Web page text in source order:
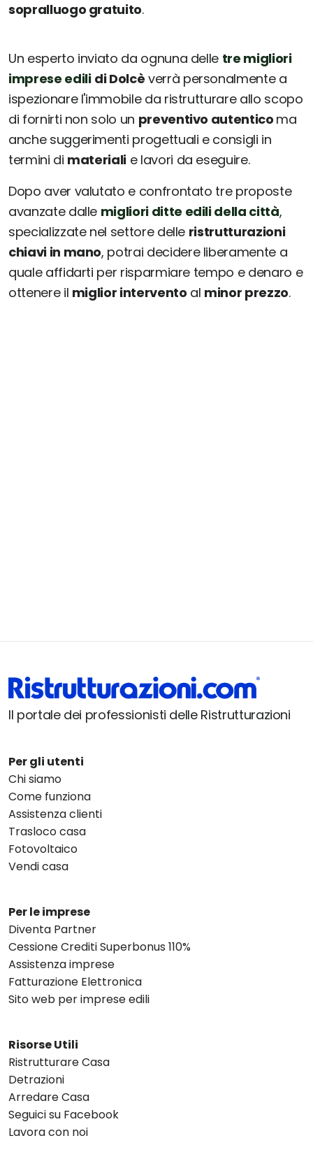
sopralluogo gratuito.
Un esperto inviato da ognuna delle tre migliori
imprese edili di Dolcè verrà personalmente a
ispezionare l'immobile da ristrutturare allo scopo
di fornirti non solo un preventivo autentico ma
anche suggerimenti progettuali e consigli in
termini di materiali e lavori da eseguire.
Dopo aver valutato e confrontato tre proposte
avanzate dalle migliori ditte edili della città,
specializzate nel settore delle ristrutturazioni
chiavi in mano, potrai decidere liberamente a
quale affidarti per risparmiare tempo e denaro e
ottenere il miglior intervento al minor prezzo.
Il portale dei professionisti delle Ristrutturazioni
Per gli utenti
Chi siamo
Come funziona
Assistenza clienti
Trasloco casa
Fotovoltaico
Vendi casa
Per le imprese
Diventa Partner
Cessione Crediti Superbonus 110%
Assistenza imprese
Fatturazione Elettronica
Sito web per imprese edili
Risorse Utili
Ristrutturare Casa
Detrazioni
Arredare Casa
Seguici su Facebook
Lavora con noi